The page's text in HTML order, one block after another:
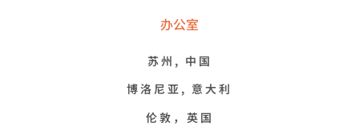
办公室
苏州, 中国
博洛尼亚, 意大利
伦敦，英国